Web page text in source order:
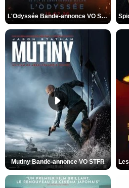
L'Odyssée Bande-annonce VO STFR
Mutiny Bande-annonce VO STFR